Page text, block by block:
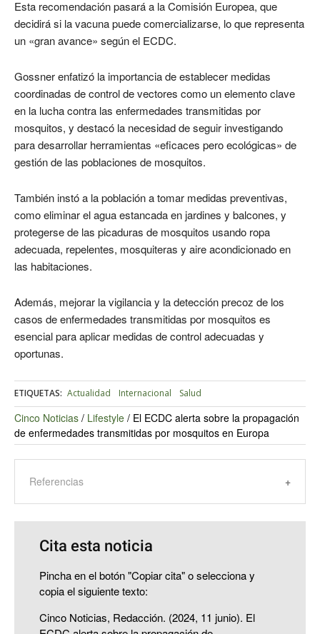
Esta recomendación pasará a la Comisión Europea, que
decidirá si la vacuna puede comercializarse, lo que representa
un «gran avance» según el ECDC.
Gossner enfatizó la importancia de establecer medidas
coordinadas de control de vectores como un elemento clave
en la lucha contra las enfermedades transmitidas por
mosquitos, y destacó la necesidad de seguir investigando
para desarrollar herramientas «eficaces pero ecológicas» de
gestión de las poblaciones de mosquitos.
También instó a la población a tomar medidas preventivas,
como eliminar el agua estancada en jardines y balcones, y
protegerse de las picaduras de mosquitos usando ropa
adecuada, repelentes, mosquiteras y aire acondicionado en
las habitaciones.
Además, mejorar la vigilancia y la detección precoz de los
casos de enfermedades transmitidas por mosquitos es
esencial para aplicar medidas de control adecuadas y
oportunas.
ETIQUETAS: Actualidad Internacional Salud
Cinco Noticias / Lifestyle / El ECDC alerta sobre la propagación
de enfermedades transmitidas por mosquitos en Europa
Referencias
Cita esta noticia
Pincha en el botón "Copiar cita" o selecciona y
copia el siguiente texto:
Cinco Noticias, Redacción. (2024, 11 junio). El